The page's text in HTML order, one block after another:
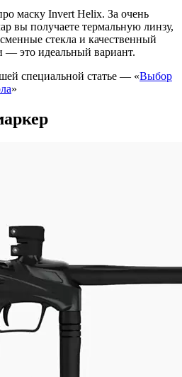
маску Invert Helix. За очень
вы получаете термальную линзу,
стекла и качественный
— это идеальный вариант.
специальной статье — «Выбор
»